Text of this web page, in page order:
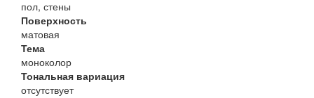
пол, стены
Поверхность
матовая
Тема
моноколор
Тональная вариация
отсутствует